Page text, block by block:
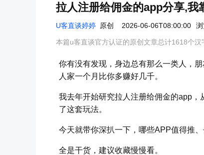
拉人注册给佣金的app分享,我
U客直谈婷婷 原创 2026-06-06T08:00:00
本篇u客直谈官方认证的原创文章总计1618个汉
你有没有发现，身边总有那么一类人，
人家一个月比你多赚好几千。
我去年开始研究拉人注册给佣金的app
了这套玩法。
今天就带你深扒一下，哪些APP值得推
全是干货，建议收藏慢慢看。